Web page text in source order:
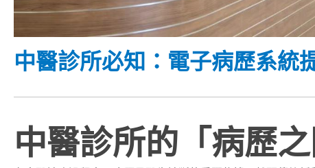
中醫診所必知：電子病歷系統
中醫診所的「病歷